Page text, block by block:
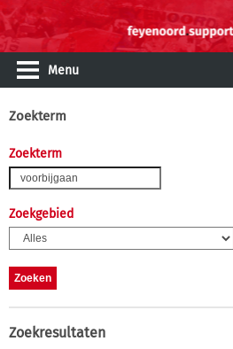
Menu
Zoekterm
Zoekterm
Zoekgebied
Zoekresultaten